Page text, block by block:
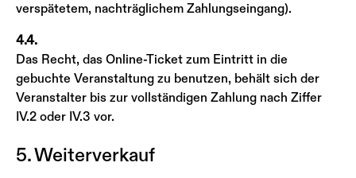
verspätetem, nachträglichem Zahlungseingang).
4.4.
Das Recht, das Online-Ticket zum Eintritt in die
gebuchte Veranstaltung zu benutzen, behält sich der
Veranstalter bis zur vollständigen Zahlung nach Ziffer
IV.2 oder IV.3 vor.
5. Weiterverkauf